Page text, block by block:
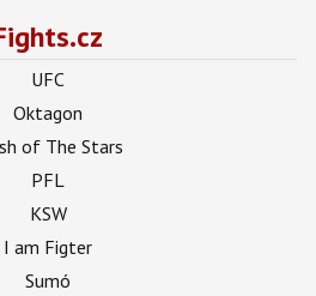
UFC
Oktagon
of The Stars
PFL
KSW
I am Figter
Sumó